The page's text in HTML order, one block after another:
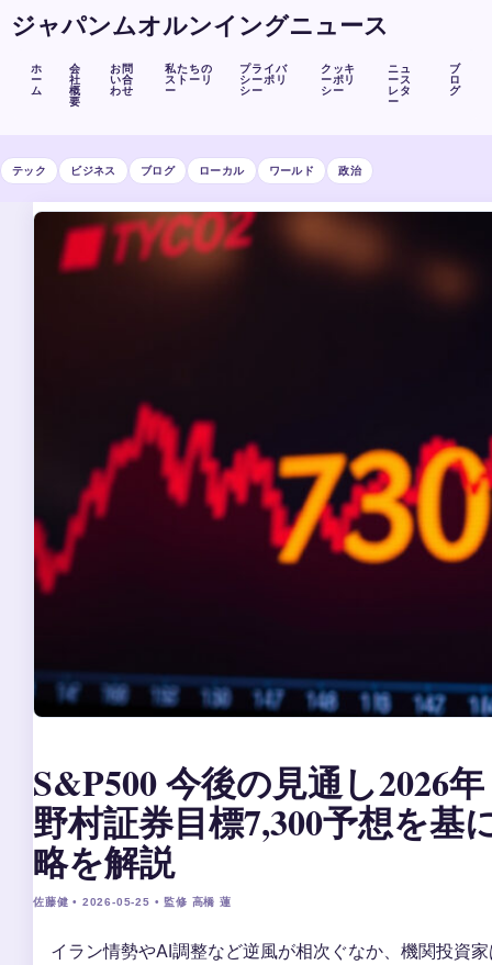
ジャパンムオルンイングニュース
ホ
ー
ム
会
社
概
要
お問
い合
わせ
私たちの
ストーリ
ー
プライバ
シーポリ
シー
クッキ
ーポリ
シー
ニュ
ース
レタ
ー
ブ
ロ
グ
テック ビジネス ブログ ローカル ワールド 政治
S&P500 今後の見通し2026
野村証券目標7,300予想を基
略を解説
佐藤健 • 2026-05-25 • 監修 高橋 蓮
イラン情勢やAI調整など逆風が相次ぐなか、機関投資